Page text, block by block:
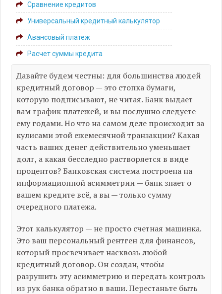
Сравнение кредитов
Универсальный кредитный калькулятор
Авансовый платеж
Расчет суммы кредита
Давайте будем честны: для большинства людей
кредитный договор — это стопка бумаги,
которую подписывают, не читая. Банк выдает
вам график платежей, и вы послушно следуете
ему годами. Но что на самом деле происходит за
кулисами этой ежемесячной транзакции? Какая
часть ваших денег действительно уменьшает
долг, а какая бесследно растворяется в виде
процентов? Банковская система построена на
информационной асимметрии — банк знает о
вашем кредите всё, а вы — только сумму
очередного платежа.
Этот калькулятор — не просто счетная машинка.
Это ваш персональный рентген для финансов,
который просвечивает насквозь любой
кредитный договор. Он создан, чтобы
разрушить эту асимметрию и передать контроль
из рук банка обратно в ваши. Перестаньте быть